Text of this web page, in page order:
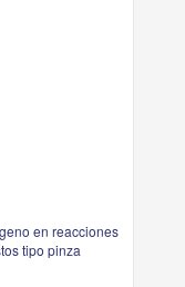
en reacciones
tipo pinza